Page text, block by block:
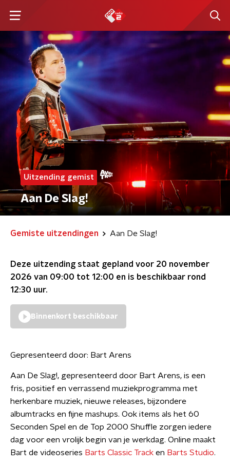
Uitzending gemist
Aan De Slag!
Gemiste uitzendingen Aan De Slag!
Deze uitzending staat gepland voor 20 november
2026 van 09:00 tot 12:00 en is beschikbaar rond
12:30 uur.
Binnenkort beschikbaar
Gepresenteerd door: Bart Arens
Aan De Slag!, gepresenteerd door Bart Arens, is een
fris, positief en verrassend muziekprogramma met
herkenbare muziek, nieuwe releases, bijzondere
albumtracks en fijne mashups. Ook items als het 60
Seconden Spel en de Top 2000 Shuffle zorgen iedere
dag voor een vrolijk begin van je werkdag. Online maakt
Bart de videoseries Barts Classic Track en Barts Studio.